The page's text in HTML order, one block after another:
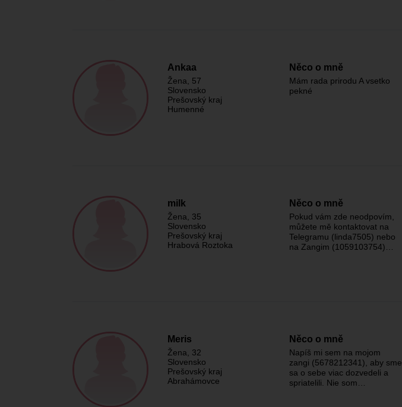
Ankaa
Žena , 57
Slovensko
Prešovský kraj
Humenné
Něco o mně
Mám rada prirodu A vsetko
pekné
milk
Žena , 35
Slovensko
Prešovský kraj
Hrabová Roztoka
Něco o mně
Pokud vám zde neodpovím,
můžete mě kontaktovat na
Telegramu (linda7505) nebo
na Zangim (1059103754)…
Meris
Žena , 32
Slovensko
Prešovský kraj
Abrahámovce
Něco o mně
Napíš mi sem na mojom
zangi (5678212341), aby sme
sa o sebe viac dozvedeli a
spriatelili. Nie som…